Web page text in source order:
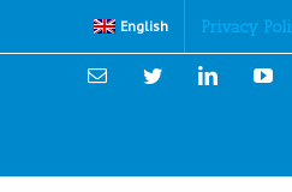
English Privacy
Email TwitterLinkedin